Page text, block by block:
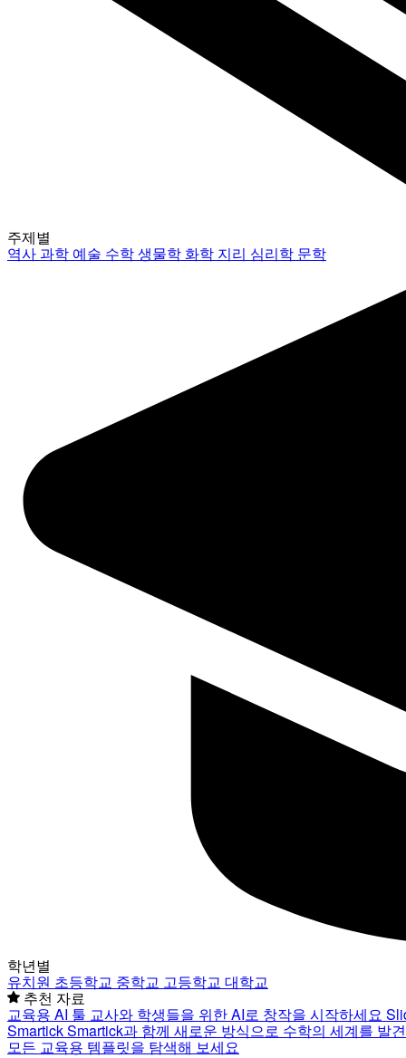
주제별
역사과학 예술 수학생물학 화학 지리 심리학 문학
학년별
유치원 초등학교 중학교 고등학교 대학교
추천 자료
교육용 AI 툴 교사와 학생들을 위한 AI로 창작을 시작하세요
SmartickSmartick과 함께 새로운 방식으로 수학의 세계를 발
모든 교육용 템플릿을 탐색해 보세요